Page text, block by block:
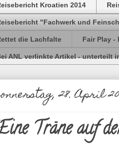
Kroatien 2014
"Fachwerk und
die Lachfalte Fair Play -
ANL verlinkte Artikel - unterteilt
28. April
Träne auf